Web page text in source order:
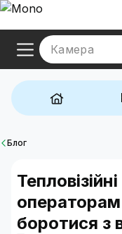
Камера
Блог
боротися з